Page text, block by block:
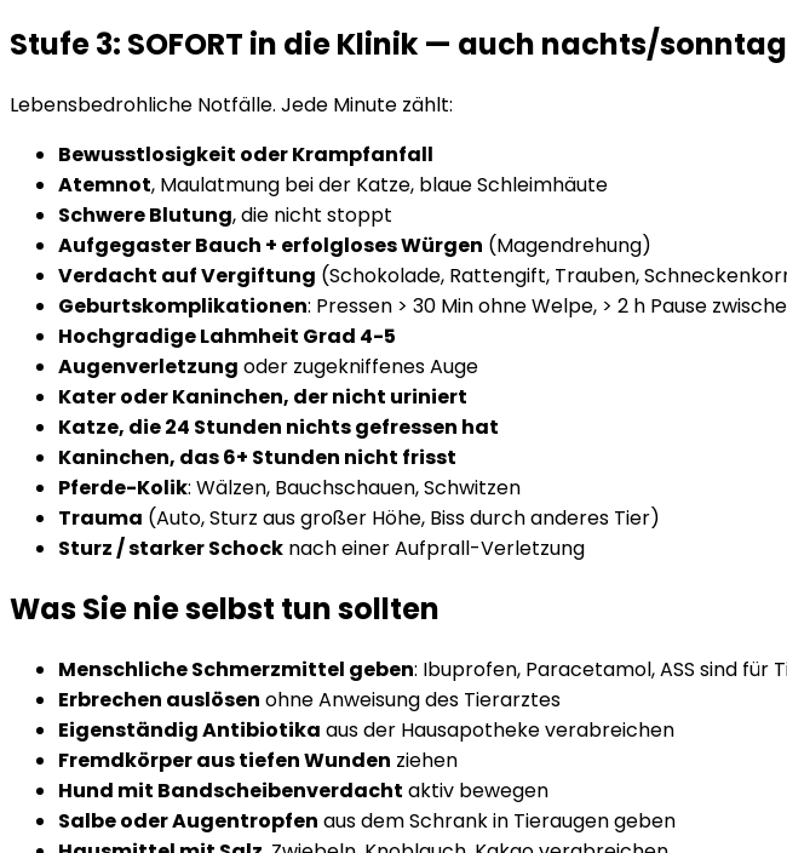
Stufe 3: SOFORT in die Klinik — auch nachts/
Lebensbedrohliche Notfälle. Jede Minute zählt:
Bewusstlosigkeit oder Krampfanfall
Atemnot, Maulatmung bei der Katze, blaue Schleimhäute
Schwere Blutung, die nicht stoppt
Aufgegaster Bauch + erfolgloses Würgen (Magendrehung)
Verdacht auf Vergiftung (Schokolade, Rattengift, Trauben,
Geburtskomplikationen: Pressen > 30 Min ohne Welpe, > 2 h Pause
Hochgradige Lahmheit Grad 4-5
Augenverletzung oder zugekniffenes Auge
Kater oder Kaninchen, der nicht uriniert
Katze, die 24 Stunden nichts gefressen hat
Kaninchen, das 6+ Stunden nicht frisst
Pferde-Kolik: Wälzen, Bauchschauen, Schwitzen
Trauma (Auto, Sturz aus großer Höhe, Biss durch anderes Tier)
Sturz / starker Schock nach einer Aufprall-Verletzung
Was Sie nie selbst tun sollten
Menschliche Schmerzmittel geben: Ibuprofen, Paracetamol, ASS sind für
Erbrechen auslösen ohne Anweisung des Tierarztes
Eigenständig Antibiotika aus der Hausapotheke verabreichen
Fremdkörper aus tiefen Wunden ziehen
Hund mit Bandscheibenverdacht aktiv bewegen
Salbe oder Augentropfen aus dem Schrank in Tieraugen geben